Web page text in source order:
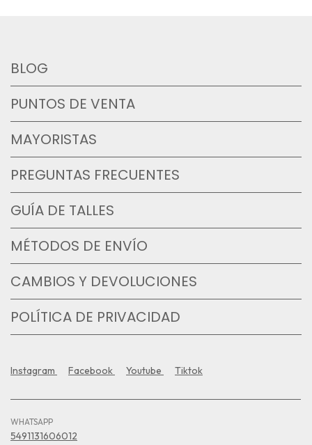
BLOG
PUNTOS DE VENTA
MAYORISTAS
PREGUNTAS FRECUENTES
GUÍA DE TALLES
MÉTODOS DE ENVÍO
CAMBIOS Y DEVOLUCIONES
POLÍTICA DE PRIVACIDAD
Instagram Facebook Youtube Tiktok
WHATSAPP
5491131606012